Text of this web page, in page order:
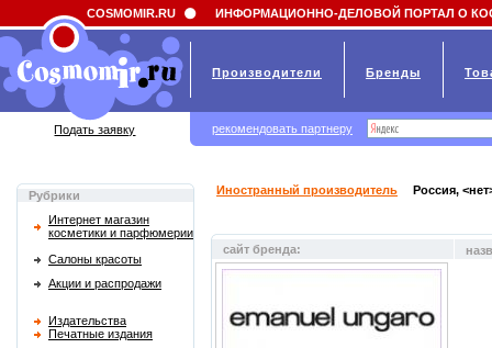
Field 'news_title' doesn't have a default value
Рубрики
Интернет магазин
косметики и парфюмерии
Салоны красоты
Акции и распродажи
Издательства
Печатные издания
Иностранный производитель Россия,
сайт бренда:
COSMOMIR.RU ИНФОРМАЦИОННО-ДЕЛОВОЙ ПОРТАЛ О
Производители Бренды
Подать заявку рекомендовать партнеру